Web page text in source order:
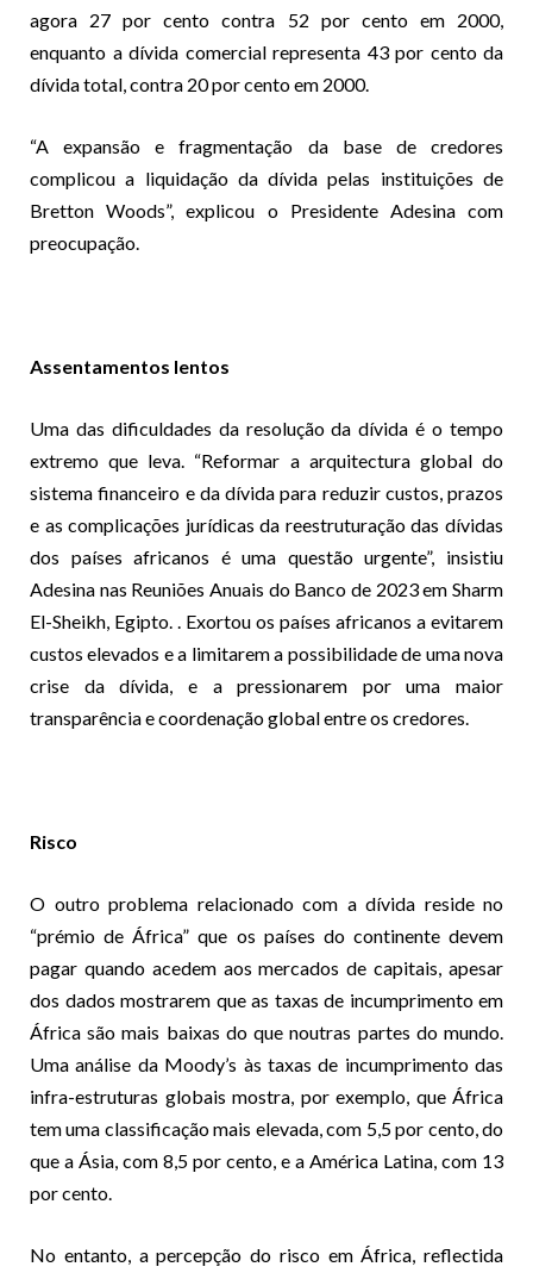
agora 27 por cento contra 52 por cento em 2000,
enquanto a dívida comercial representa 43 por cento da
dívida total, contra 20 por cento em 2000.
“A expansão e fragmentação da base de credores
complicou a liquidação da dívida pelas instituições de
Bretton Woods”, explicou o Presidente Adesina com
preocupação.
Assentamentos lentos
Uma das dificuldades da resolução da dívida é o tempo
extremo que leva. “Reformar a arquitectura global do
sistema financeiro e da dívida para reduzir custos, prazos
e as complicações jurídicas da reestruturação das dívidas
dos países africanos é uma questão urgente”, insistiu
Adesina nas Reuniões Anuais do Banco de 2023 em Sharm
El-Sheikh, Egipto. . Exortou os países africanos a evitarem
custos elevados e a limitarem a possibilidade de uma nova
crise da dívida, e a pressionarem por uma maior
transparência e coordenação global entre os credores.
Risco
O outro problema relacionado com a dívida reside no
“prémio de África” que os países do continente devem
pagar quando acedem aos mercados de capitais, apesar
dos dados mostrarem que as taxas de incumprimento em
África são mais baixas do que noutras partes do mundo.
Uma análise da Moody’s às taxas de incumprimento das
infra-estruturas globais mostra, por exemplo, que África
tem uma classificação mais elevada, com 5,5 por cento, do
que a Ásia, com 8,5 por cento, e a América Latina, com 13
por cento.
No entanto, a percepção do risco em África, reflectida